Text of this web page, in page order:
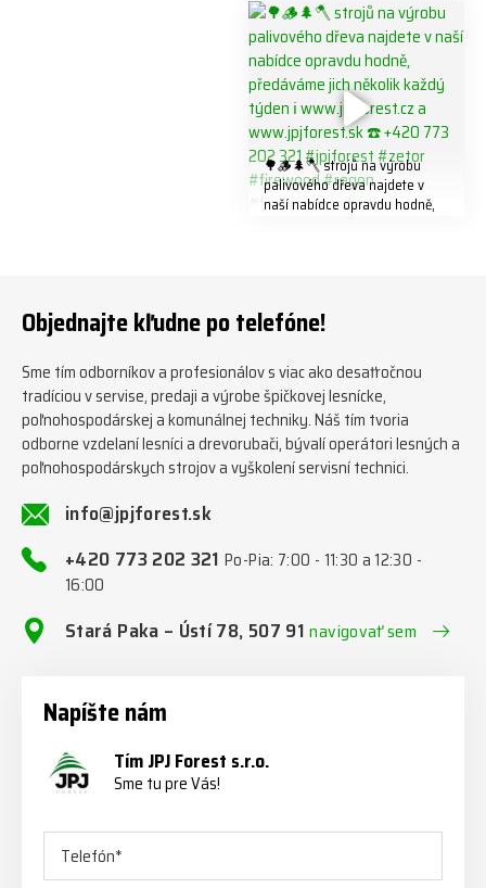
#biojack #regon #vahvajussi
🌳🪵🌲🪓 strojů na výrobu
palivového dřeva najdete v
naší nabídce opravdu hodně,
#firewoodproduction
Objednajte kľudne po telefóne!
Sme tím odborníkov a profesionálov s viac ako desaťročnou
tradíciou v servise, predaji a výrobe špičkovej lesnícke,
poľnohospodárskej a komunálnej techniky. Náš tím tvoria
odborne vzdelaní lesníci a drevorubači, bývalí operátori lesných a
poľnohospodárskych strojov a vyškolení servisní technici.
info@jpjforest.sk
+420 773 202 321Po-Pia: 7:00 - 11:30 a 12:30 -
16:00
Stará Paka – Ústí 78, 507 91navigovať sem
Napíšte nám
Tím JPJ Forest s.r.o.
Sme tu pre Vás!